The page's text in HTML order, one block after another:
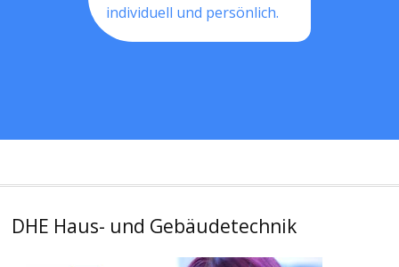
individuell und persönlich.
DHE Haus- und Gebäudetechnik